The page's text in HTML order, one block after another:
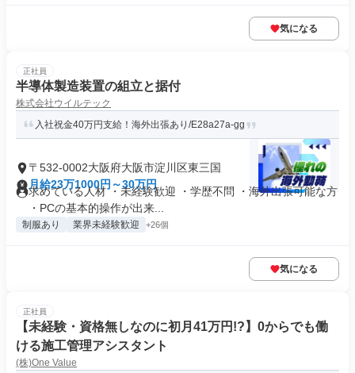
気になる
正社員
半導体製造装置の組立と据付
株式会社ウイルテック
入社祝金40万円支給！海外出張あり/E28a27a-gg
〒532-0002大阪府大阪市淀川区東三国
月給23万1000円～30万円
求めている人材 ・未経験歓迎 ・学歴不問 ・海外出張可能な方
・PCの基本的操作が出来...
制服あり 業界未経験歓迎 +26個
気になる
正社員
【未経験・資格無しなのに初月41万円!?】0からでも働
ける施工管理アシスタント
(株)One Value